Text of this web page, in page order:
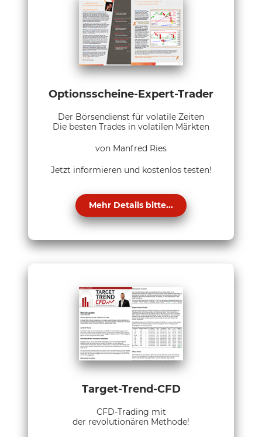
Optionsscheine-Expert-Trader
Der Börsendienst für volatile Zeiten
Die besten Trades in volatilen Märkten
von Manfred Ries
Jetzt informieren und kostenlos testen!
Mehr Details bitte...
Target-Trend-CFD
CFD-Trading mit
der revolutionären Methode!